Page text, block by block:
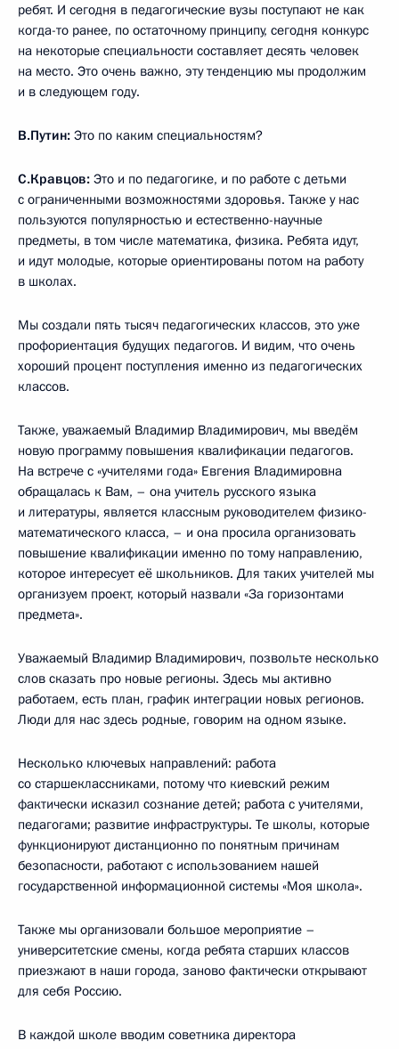
ребят. И сегодня в педагогические вузы поступают не как
когда-то ранее, по остаточному принципу, сегодня конкурс
на некоторые специальности составляет десять человек
на место. Это очень важно, эту тенденцию мы продолжим
и в следующем году.
В.Путин: Это по каким специальностям?
С.Кравцов: Это и по педагогике, и по работе с детьми
с ограниченными возможностями здоровья. Также у нас
пользуются популярностью и естественно-научные
предметы, в том числе математика, физика. Ребята идут,
и идут молодые, которые ориентированы потом на работу
в школах.
Мы создали пять тысяч педагогических классов, это уже
профориентация будущих педагогов. И видим, что очень
хороший процент поступления именно из педагогических
классов.
Также, уважаемый Владимир Владимирович, мы введём
новую программу повышения квалификации педагогов.
На встрече с «учителями года» Евгения Владимировна
обращалась к Вам, – она учитель русского языка
и литературы, является классным руководителем физико-
математического класса, – и она просила организовать
повышение квалификации именно по тому направлению,
которое интересует её школьников. Для таких учителей мы
организуем проект, который назвали «За горизонтами
предмета».
Уважаемый Владимир Владимирович, позвольте несколько
слов сказать про новые регионы. Здесь мы активно
работаем, есть план, график интеграции новых регионов.
Люди для нас здесь родные, говорим на одном языке.
Несколько ключевых направлений: работа
со старшеклассниками, потому что киевский режим
фактически исказил сознание детей; работа с учителями,
педагогами; развитие инфраструктуры. Те школы, которые
функционируют дистанционно по понятным причинам
безопасности, работают с использованием нашей
государственной информационной системы «Моя школа».
Также мы организовали большое мероприятие –
университетские смены, когда ребята старших классов
приезжают в наши города, заново фактически открывают
для себя Россию.
В каждой школе вводим советника директора